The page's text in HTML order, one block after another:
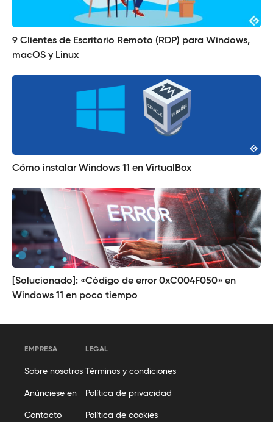
9 Clientes de Escritorio Remoto (RDP) para Windows,
macOS y Linux
Cómo instalar Windows 11 en VirtualBox
[Solucionado]: «Código de error 0xC004F050» en
Windows 11 en poco tiempo
EMPRESA
Sobre nosotros
Anúnciese en
Contacto
LEGAL
Términos y condiciones
Política de privacidad
Política de cookies